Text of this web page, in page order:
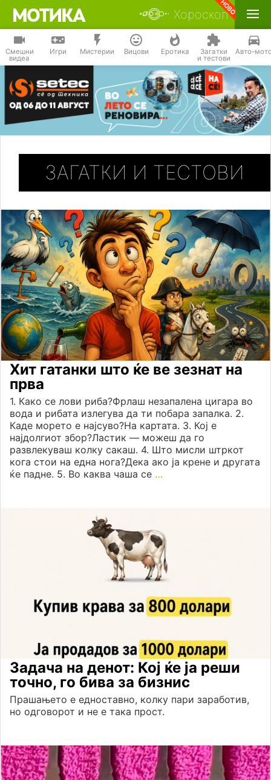
Хороскоп
Смешни
видеа
Игри Мистерии Вицови Еротика Загатки
и тестови
Авто-
ЗАГАТКИ И ТЕСТОВИ
Хит гатанки што ќе ве зезнат на
прва
1. Како се лови риба?Фрлаш незапалена цигара во
вода и рибата излегува да ти побара запалка. 2.
Каде морето е најсуво?На картата. 3. Кој е
најдолгиот збор?Ластик — можеш да го
развлекуваш колку сакаш. 4. Што мисли штркот
кога стои на една нога?Дека ако ја крене и другата
ќе падне. 5. Во каква чаша се …
Задача на денот: Кој ќе ја реши
точно, го бива за бизнис
Прашањето е едноставно, колку пари заработив,
но одговорот и не е така прост.